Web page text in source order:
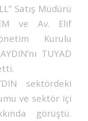
Satış Müdürü
ve Av. Elif
Kurulu
TUYAD
sektördeki
ve sektör içi
görüştü.